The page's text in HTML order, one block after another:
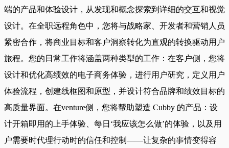
端的产品和体验设计，从发现和概念探索到详细的交互和视觉
设计。在全职远程角色中，您将与战略家、开发者和营销人员
紧密合作，将商业目标和客户洞察转化为直观的转换驱动用户
旅程。您的日常工作将涵盖两种类型的工作：在客户侧，您将
设计和优化高绩效的电子商务体验，进行用户研究，定义用户
体验流程，创建线框图和原型，并设计符合品牌和绩效目标的
高质量界面。在venture侧，您将帮助塑造 Cubby 的产品：设
计开箱即用的上手体验、每日‘我应该怎么做’的体验，以及用
户需要时代理行动时的信任和控制——让复杂的事情变得容